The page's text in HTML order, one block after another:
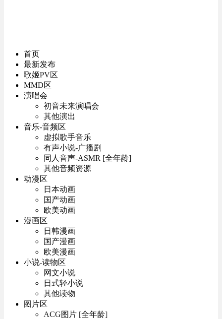
首页
最新发布
歌姬PV区
MMD区
演唱会
初音未来演唱会
其他演出
音乐-音频区
虚拟歌手音乐
有声小说-广播剧
同人音声-ASMR [全年龄]
其他音频资源
动漫区
日本动画
国产动画
欧美动画
漫画区
日韩漫画
国产漫画
欧美漫画
小说-读物区
网文小说
日式轻小说
其他读物
图片区
ACG图片 [全年龄]